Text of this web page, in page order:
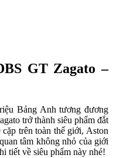
GT Zagato –
Bảng Anh tương đương
trở thành siêu phẩm đắt
trên toàn thế giới, Aston
tâm không nhỏ của giới
tiết về siêu phẩm này nhé!